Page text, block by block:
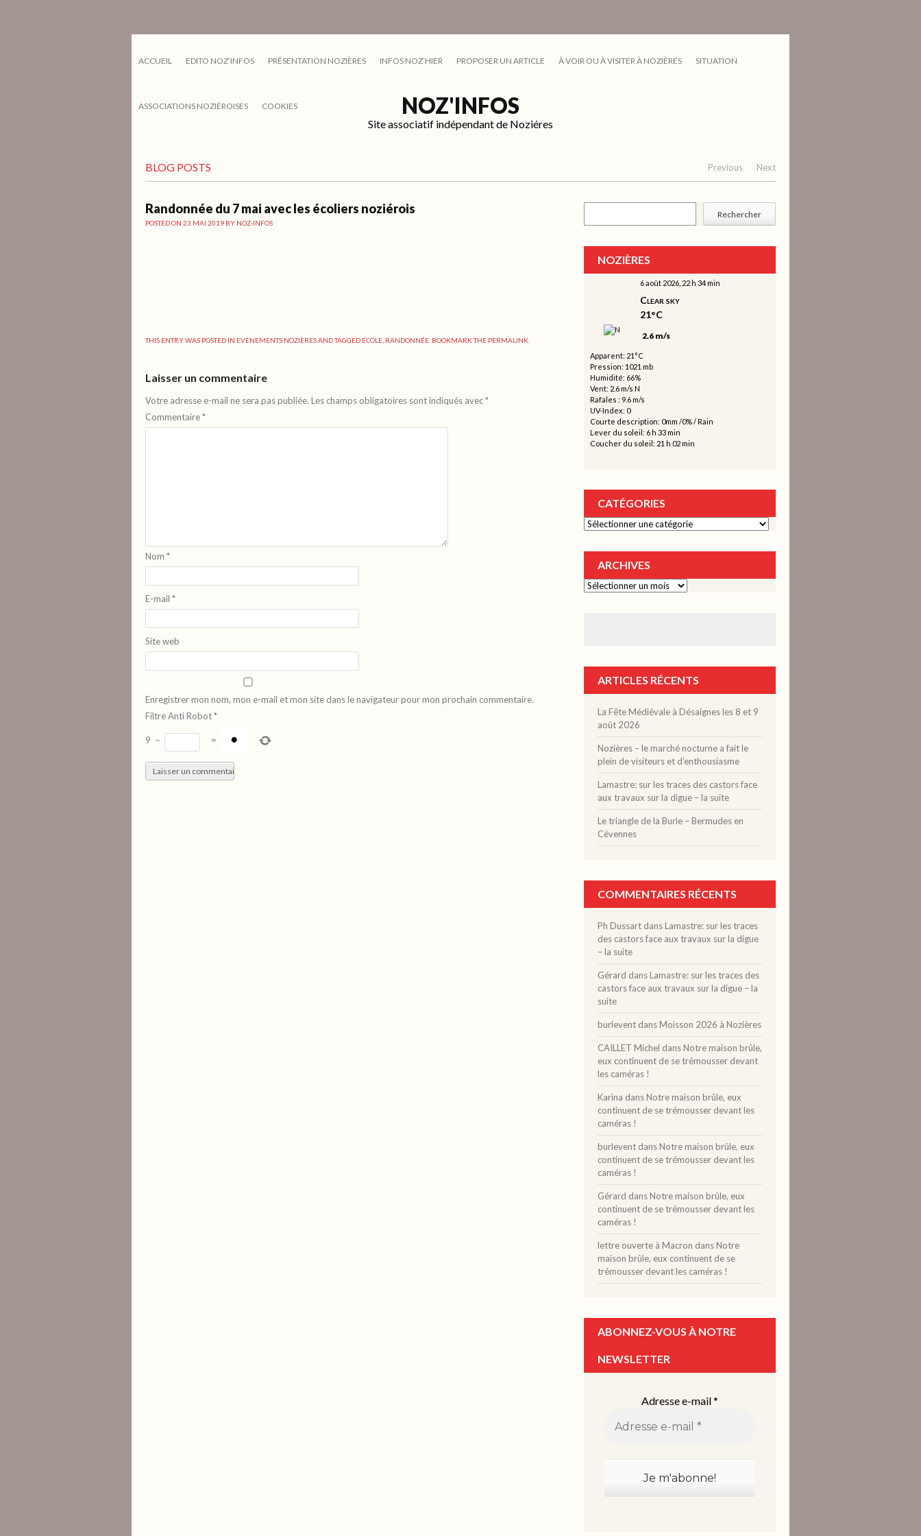
ACCUEIL EDITO NOZ’INFOS PRÉSENTATION NOZIÈRES INFOS NOZ’HIER PROPOSER UN ARTICLE À VOIR OU À VISITER À NOZIÈRES SITUATION
ASSOCIATIONS NOZIÉROISES COOKIES NOZ'INFOS
Site associatif indépendant de Noziéres
BLOG POSTS Previous Next
Randonnée du 7 mai avec les écoliers noziérois
POSTED ON 23 MAI 2019 BY NOZ-INFOS
THIS ENTRY WAS POSTED IN EVÈNEMENTS NOZIÈRESAND TAGGED ÉCOLE RANDONNÉE . BOOKMARK THE PERMALINK
Laisser un commentaire
Votre adresse e-mail ne sera pas publiée. Les champs obligatoires sont indiqués avec*
Commentaire*
Nom *
E-mail *
Site web
Enregistrer mon nom, mon e-mail et mon site dans le navigateur pour mon prochain commentaire.
Filtre Anti Robot*
9 − =
Rechercher
NOZIÈRES
6 août 2026, 22 h 34 min
Clear sky
21°C
2.6 m/s
Apparent: 21°C
Pression: 1021 mb
Humidité: 66%
Vent: 2.6 m/s N
Rafales : 9.6 m/s
UV-Index: 0
Courte description: 0mm /0%/Rain
Lever du soleil: 6 h 33 min
Coucher du soleil: 21 h 02 min
CATÉGORIES
Catégories
ARCHIVES
Archives
ARTICLES RÉCENTS
La Fête Médiévale à Désaignes les 8 et 9
août 2026
Nozières – le marché nocturne a fait le
plein de visiteurs et d’enthousiasme
Lamastre: sur les traces des castors face
aux travaux sur la digue – la suite
Le triangle de la Burle – Bermudes en
Cévennes
COMMENTAIRES RÉCENTS
Ph Dussart dansLamastre: sur les traces
des castors face aux travaux sur la digue
– la suite
Gérard dansLamastre: sur les traces des
castors face aux travaux sur la digue – la
suite
burlevent dansMoisson 2026 à Nozières
CAILLET Michel dansNotre maison brûle,
eux continuent de se trémousser devant
les caméras !
Karina dansNotre maison brûle, eux
continuent de se trémousser devant les
caméras !
burlevent dansNotre maison brûle, eux
continuent de se trémousser devant les
caméras !
Gérard dansNotre maison brûle, eux
continuent de se trémousser devant les
caméras !
lettre ouverte à Macron dansNotre
maison brûle, eux continuent de se
trémousser devant les caméras !
ABONNEZ-VOUS À NOTRE
NEWSLETTER
Adresse e-mail*